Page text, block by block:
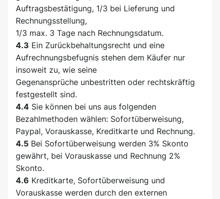
Auftragsbestätigung, 1/3 bei Lieferung und
Rechnungsstellung,
1/3 max. 3 Tage nach Rechnungsdatum.
4.3 Ein Zurückbehaltungsrecht und eine
Aufrechnungsbefugnis stehen dem Käufer nur
insoweit zu, wie seine
Gegenansprüche unbestritten oder rechtskräftig
festgestellt sind.
4.4 Sie können bei uns aus folgenden
Bezahlmethoden wählen: Sofortüberweisung,
Paypal, Vorauskasse, Kreditkarte und Rechnung.
4.5 Bei Sofortüberweisung werden 3% Skonto
gewährt, bei Vorauskasse und Rechnung 2%
Skonto.
4.6 Kreditkarte, Sofortüberweisung und
Vorauskasse werden durch den externen